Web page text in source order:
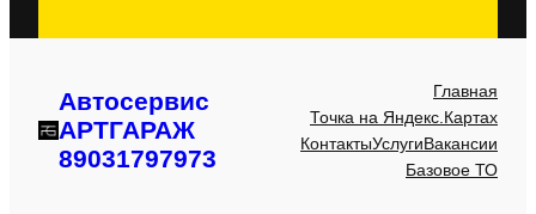
Автосервис
АРТГАРАЖ
89031797973
Главная
Точка на Яндекс.Картах
КонтактыУслугиВакансии
Базовое ТО